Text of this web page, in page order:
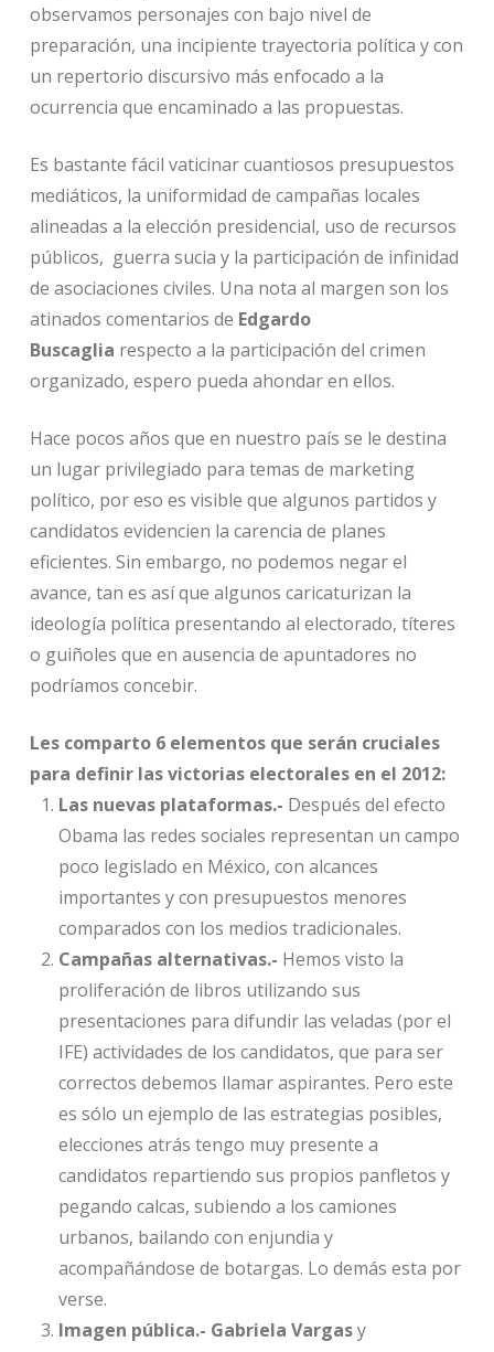
observamos personajes con bajo nivel de
preparación, una incipiente trayectoria política y con
un repertorio discursivo más enfocado a la
ocurrencia que encaminado a las propuestas.
Es bastante fácil vaticinar cuantiosos presupuestos
mediáticos, la uniformidad de campañas locales
alineadas a la elección presidencial, uso de recursos
públicos, guerra sucia y la participación de infinidad
de asociaciones civiles. Una nota al margen son los
atinados comentarios de Edgardo
Buscaglia respecto a la participación del crimen
organizado, espero pueda ahondar en ellos.
Hace pocos años que en nuestro país se le destina
un lugar privilegiado para temas de marketing
político, por eso es visible que algunos partidos y
candidatos evidencien la carencia de planes
eficientes. Sin embargo, no podemos negar el
avance, tan es así que algunos caricaturizan la
ideología política presentando al electorado, títeres
o guiñoles que en ausencia de apuntadores no
podríamos concebir.
Les comparto 6 elementos que serán cruciales
para definir las victorias electorales en el 2012:
Las nuevas plataformas.- Después del efecto
Obama las redes sociales representan un campo
poco legislado en México, con alcances
importantes y con presupuestos menores
comparados con los medios tradicionales.
Campañas alternativas.- Hemos visto la
proliferación de libros utilizando sus
presentaciones para difundir las veladas (por el
IFE) actividades de los candidatos, que para ser
correctos debemos llamar aspirantes. Pero este
es sólo un ejemplo de las estrategias posibles,
elecciones atrás tengo muy presente a
candidatos repartiendo sus propios panfletos y
pegando calcas, subiendo a los camiones
urbanos, bailando con enjundia y
acompañándose de botargas. Lo demás esta por
verse.
Imagen pública.- Gabriela Vargasy